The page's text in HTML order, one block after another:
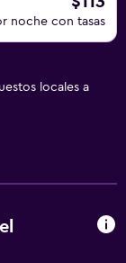
o cerca del
recargo).
noche con tasas
locales a